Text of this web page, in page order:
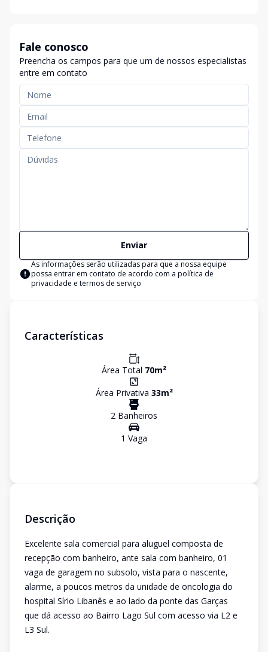
Fale conosco
Preencha os campos para que um de nossos especialistas
entre em contato
Enviar
As informações serão utilizadas para que a nossa equipe
possa entrar em contato de acordo com a política de
privacidade e termos de serviço
Características
Área Total 70m²
Área Privativa 33m²
2 Banheiros
1 Vaga
Descrição
Excelente sala comercial para aluguel composta de
recepção com banheiro, ante sala com banheiro, 01
vaga de garagem no subsolo, vista para o nascente,
alarme, a poucos metros da unidade de oncologia do
hospital Sírio Libanês e ao lado da ponte das Garças
que dá acesso ao Bairro Lago Sul com acesso via L2 e
L3 Sul.